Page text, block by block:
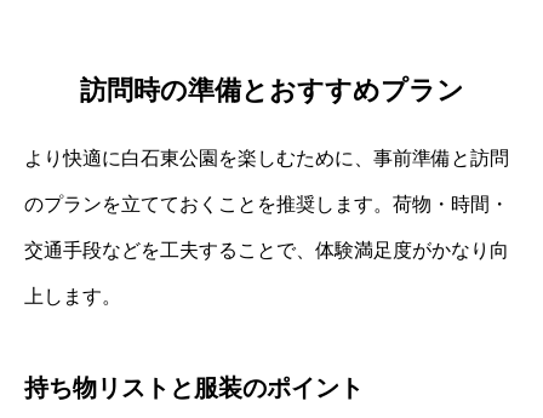
訪問時の準備とおすすめプラン
より快適に白石東公園を楽しむために、事前準備と訪問
のプランを立てておくことを推奨します。荷物・時間・
交通手段などを工夫することで、体験満足度がかなり向
上します。
持ち物リストと服装のポイント